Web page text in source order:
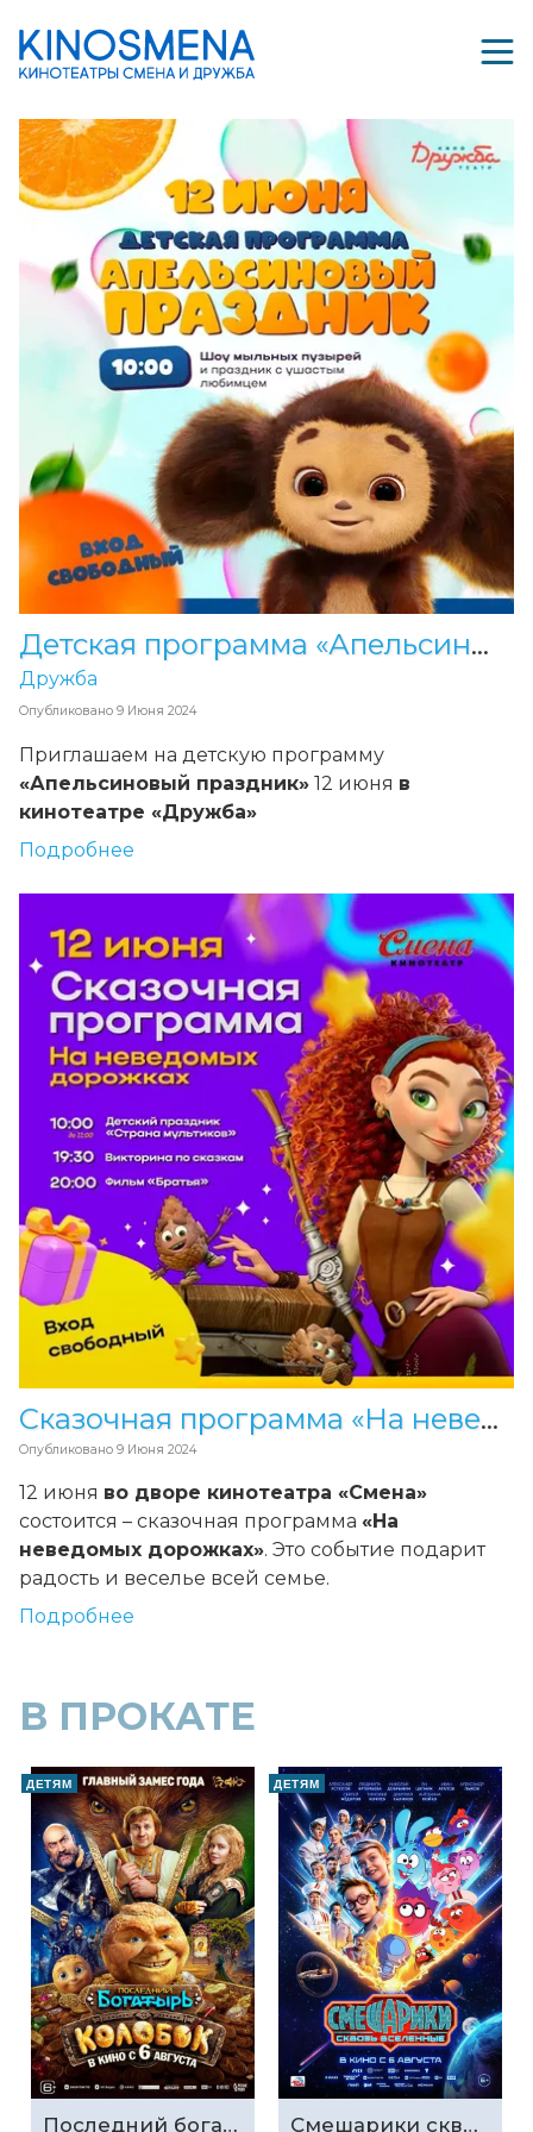
Детская программа «Апельсиновый праздник» в «Дружбе»
Опубликовано 9 Июня 2024
Дружба
Приглашаем на детскую программу
«Апельсиновый праздник» 12 июня в
кинотеатре «Дружба»
Подробнее
Сказочная программа «На неведомых дорожках» в «Смене»
Опубликовано 9 Июня 2024
12 июня во дворе кинотеатра «Смена»
состоится – сказочная программа «На
неведомых дорожках». Это событие подарит
радость и веселье всей семье.
Подробнее
В ПРОКАТЕ
ДЕТЯМ
Последний богатырь. Колобок
ДЕТЯМ
Смешарики сквозь вселенные